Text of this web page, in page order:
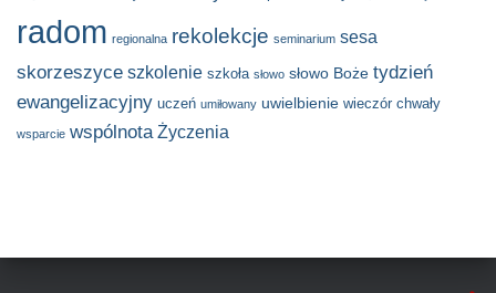
radom regionalna rekolekcje seminarium sesa
skorzeszyce szkolenie szkoła słowo słowo Boże tydzień
ewangelizacyjny uczeń umiłowany uwielbienie wieczór chwały
wsparcie wspólnota Życzenia